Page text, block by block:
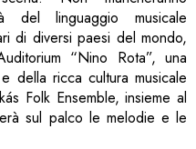
del linguaggio musicale
di diversi paesi del mondo,
“Nino Rota”, una
e della ricca cultura musicale
Folk Ensemble, insieme al
sul palco le melodie e le